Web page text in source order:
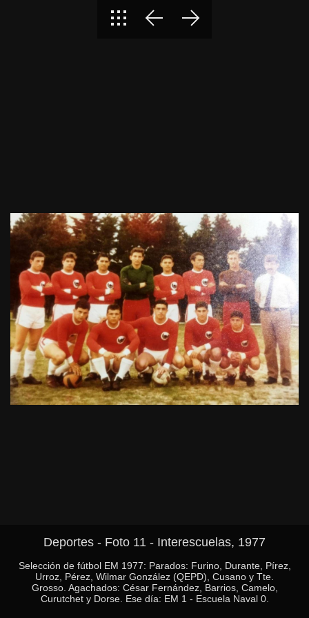
Deportes - Foto 11 - Interescuelas, 1977
Selección de fútbol EM 1977: Parados: Furino, Durante, Pírez,
Urroz, Pérez, Wilmar González (QEPD), Cusano y Tte.
Grosso. Agachados: César Fernández, Barrios, Camelo,
Curutchet y Dorse. Ese día: EM 1 - Escuela Naval 0.